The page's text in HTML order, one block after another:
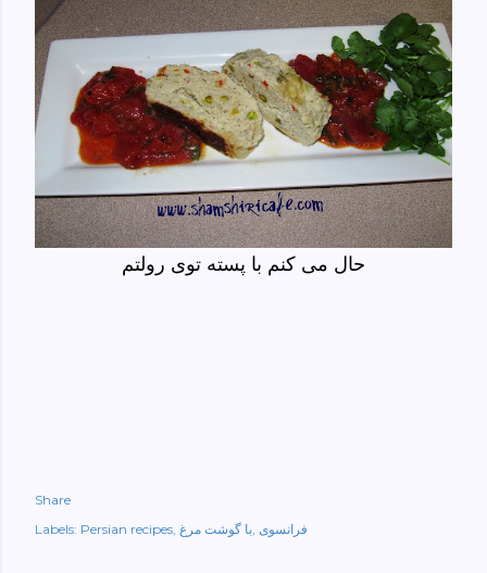
حال می کنم با پسته توی رولتم
Share
Labels: Persian recipes با گوشت مرغ فرانسوی